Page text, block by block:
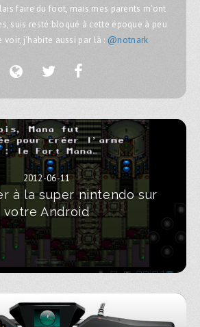
faire du foot, mais mes parents m'ont
suis resté bloqué à cette époque à peu
voir, j'habite aussi par là : @notnark
2012-06-11
à la super nintendo sur
votre Android